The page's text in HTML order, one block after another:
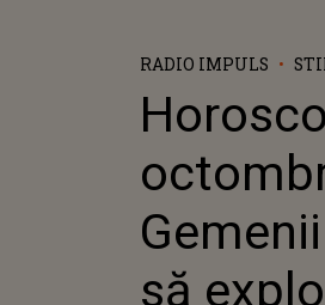
RADIO IMPULS
să